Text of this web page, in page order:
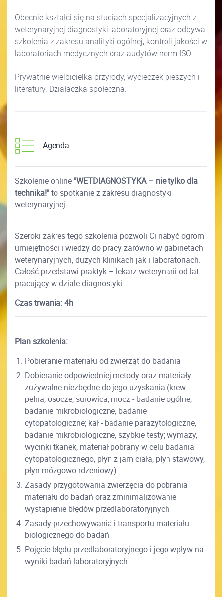
Obecnie kształci się na studiach specjalizacyjnych z
weterynaryjnej diagnostyki laboratoryjnej oraz odbywa
szkolenia z zakresu analityki ogólnej, kontroli jakości w
laboratoriach medycznych oraz audytów norm ISO.
Prywatnie wielbicielka przyrody, wycieczek pieszych i
literatury. Działaczka społeczna.
Agenda
Szkolenie online "WETDIAGNOSTYKA – nie tylko dla
technika!"to spotkanie z zakresu diagnostyki
weterynaryjnej.
Szeroki zakres tego szkolenia pozwoli Ci nabyć ogrom
umiejętności i wiedzy do pracy zarówno w gabinetach
weterynaryjnych, dużych klinikach jak i laboratoriach.
Całość przedstawi praktyk – lekarz weterynarii od lat
pracujący w dziale diagnostyki.
Czas trwania: 4h
Plan szkolenia:
Pobieranie materiału od zwierząt do badania
Dobieranie odpowiedniej metody oraz materiały
zużywalne niezbędne do jego uzyskania (krew
pełna, osocze, surowica, mocz - badanie ogólne,
badanie mikrobiologiczne, badanie
cytopatologiczne; kał - badanie parazytologiczne,
badanie mikrobiologiczne, szybkie testy; wymazy,
wycinki tkanek, materiał pobrany w celu badania
cytopatologicznego, płyn z jam ciała, płyn stawowy,
płyn mózgowo-rdzeniowy).
Zasady przygotowania zwierzęcia do pobrania
materiału do badań oraz zminimalizowanie
wystąpienie błędów przedlaboratoryjnych
Zasady przechowywania i transportu materiału
biologicznego do badań
Pojęcie błędu przedlaboratoryjnego i jego wpływ na
wyniki badań laboratoryjnych